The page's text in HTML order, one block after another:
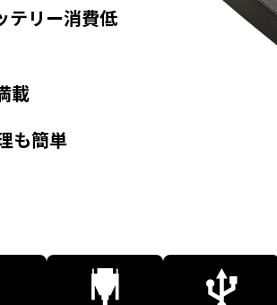
リー消費低
載
も簡単